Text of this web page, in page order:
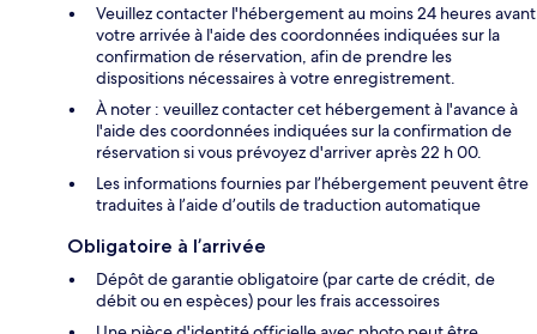
Veuillez contacter l'hébergement au moins 24 heures avant
votre arrivée à l'aide des coordonnées indiquées sur la
confirmation de réservation, afin de prendre les
dispositions nécessaires à votre enregistrement.
À noter : veuillez contacter cet hébergement à l'avance à
l'aide des coordonnées indiquées sur la confirmation de
réservation si vous prévoyez d'arriver après 22 h 00.
Les informations fournies par l’hébergement peuvent être
traduites à l’aide d’outils de traduction automatique
Obligatoire à l’arrivée
Dépôt de garantie obligatoire (par carte de crédit, de
débit ou en espèces) pour les frais accessoires